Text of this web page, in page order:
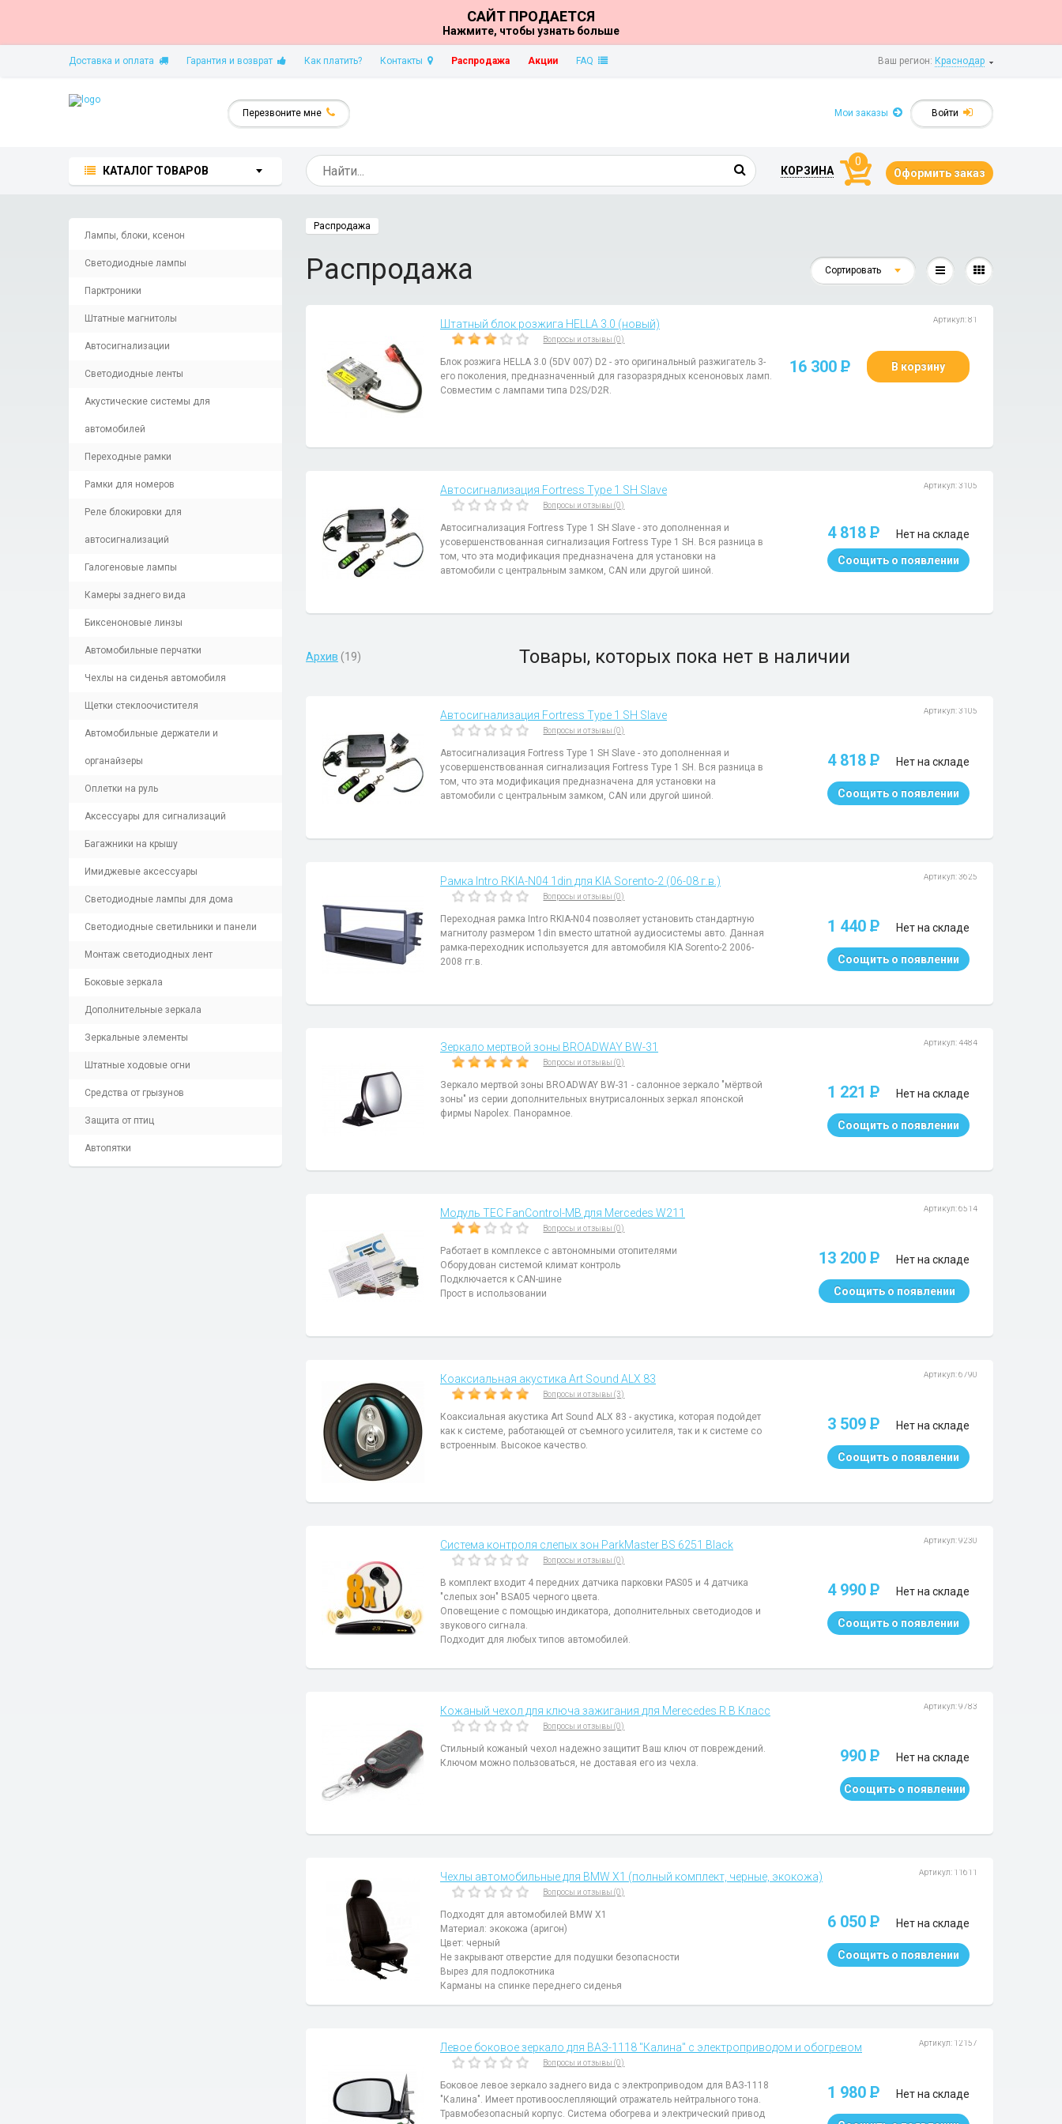
САЙТ ПРОДАЕТСЯ
Нажмите, чтобы узнать больше
Ваш регион: Краснодар
Доставка и оплата Гарантия и возврат Как платить? Контакты Распродажа Акции FAQ
Перезвоните мне Войти
Мои заказы
КАТАЛОГ ТОВАРОВ КОРЗИНА
0
Оформить заказ
Лампы, блоки, ксенон
Светодиодные лампы
Парктроники
Штатные магнитолы
Автосигнализации
Светодиодные ленты
Акустические системы для
автомобилей
Переходные рамки
Рамки для номеров
Реле блокировки для
автосигнализаций
Галогеновые лампы
Камеры заднего вида
Биксеноновые линзы
Автомобильные перчатки
Чехлы на сиденья автомобиля
Щетки стеклоочистителя
Автомобильные держатели и
органайзеры
Оплетки на руль
Аксессуары для сигнализаций
Багажники на крышу
Имиджевые аксессуары
Светодиодные лампы для дома
Светодиодные светильники и панели
Монтаж светодиодных лент
Боковые зеркала
Дополнительные зеркала
Зеркальные элементы
Штатные ходовые огни
Средства от грызунов
Защита от птиц
Автопятки
Распродажа
Распродажа Сортировать
Артикул: 81
Штатный блок розжига HELLA 3.0 (новый)
Вопросы и отзывы (0)
16 300 P В корзину
Блок розжига HELLA 3.0 (5DV 007) D2 - это оригинальный разжигатель 3-
его поколения, предназначенный для газоразрядных ксеноновых ламп.
Совместим с лампами типа D2S/D2R.
Артикул: 3105
Автосигнализация Fortress Type 1 SH Slave
Вопросы и отзывы (0)
4 818 P Нет на складе
Соощить о появлении
Автосигнализация Fortress Type 1 SH Slave - это дополненная и
усовершенствованная сигнализация Fortress Type 1 SH. Вся разница в
том, что эта модификация предназначена для установки на
автомобили с центральным замком, CAN или другой шиной.
Архив (19) Товары, которых пока нет в наличии
Артикул: 3105
Автосигнализация Fortress Type 1 SH Slave
Вопросы и отзывы (0)
4 818 P Нет на складе
Соощить о появлении
Автосигнализация Fortress Type 1 SH Slave - это дополненная и
усовершенствованная сигнализация Fortress Type 1 SH. Вся разница в
том, что эта модификация предназначена для установки на
автомобили с центральным замком, CAN или другой шиной.
Артикул: 3625
Рамка Intro RKIA-N04 1din для KIA Sorento-2 (06-08 г.в.)
Вопросы и отзывы (0)
1 440 P Нет на складе
Соощить о появлении
Переходная рамка Intro RKIA-N04 позволяет установить стандартную
магнитолу размером 1din вместо штатной аудиосистемы авто. Данная
рамка-переходник используется для автомобиля KIA Sorento-2 2006-
2008 гг.в.
Артикул: 4484
Зеркало мертвой зоны BROADWAY BW-31
Вопросы и отзывы (0)
1 221 P Нет на складе
Соощить о появлении
Зеркало мертвой зоны BROADWAY BW-31 - салонное зеркало "мёртвой
зоны" из серии дополнительных внутрисалонных зеркал японской
фирмы Napolex. Панорамное.
Артикул: 6514
Модуль TEC FanControl-MB для Mercedes W211
Вопросы и отзывы (0)
13 200 P Нет на складе
Соощить о появлении
Работает в комплексе с автономными отопителями
Оборудован системой климат контроль
Подключается к CAN-шине
Прост в использовании
Артикул: 6790
Коаксиальная акустика Art Sound ALX 83
Вопросы и отзывы (3)
3 509 P Нет на складе
Соощить о появлении
Коаксиальная акустика Art Sound ALX 83 - акустика, которая подойдет
как к системе, работающей от съемного усилителя, так и к системе со
встроенным. Высокое качество.
Артикул: 9230
Система контроля слепых зон ParkMaster BS 6251 Black
Вопросы и отзывы (0)
4 990 P Нет на складе
Соощить о появлении
В комплект входит 4 передних датчика парковки PAS05 и 4 датчика
"слепых зон" BSA05 черного цвета.
Оповещение с помощью индикатора, дополнительных светодиодов и
звукового сигнала.
Подходит для любых типов автомобилей.
Артикул: 9783
Кожаный чехол для ключа зажигания для Merecedes R B Класс
Вопросы и отзывы (0)
990 P Нет на складе
Соощить о появлении
Стильный кожаный чехол надежно защитит Ваш ключ от повреждений.
Ключом можно пользоваться, не доставая его из чехла.
Артикул: 11611
Чехлы автомобильные для BMW X1 (полный комплект, черные, экокожа)
Вопросы и отзывы (0)
6 050 P Нет на складе
Соощить о появлении
Подходят для автомобилей BMW X1
Материал: экокожа (аригон)
Цвет: черный
Не закрывают отверстие для подушки безопасности
Вырез для подлокотника
Карманы на спинке переднего сиденья
Артикул: 12157
Левое боковое зеркало для ВАЗ-1118 "Калина" с электроприводом и обогревом
Вопросы и отзывы (0)
1 980 P Нет на складе
Боковое левое зеркало заднего вида с электроприводом для ВАЗ-1118
"Калина". Имеет противоослепляющий отражатель нейтрального тона.
Травмобезопасный корпус. Система обогрева и электрический привод